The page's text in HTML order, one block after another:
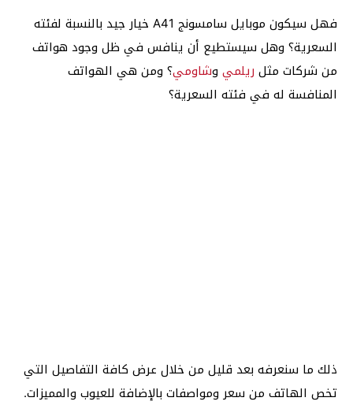
فهل سيكون موبايل سامسونج A41 خيار جيد بالنسبة لفئته
السعرية؟ وهل سيستطيع أن ينافس في ظل وجود هواتف
من شركات مثل ريلمي وشاومي؟ ومن هي الهواتف
المنافسة له في فئته السعرية؟
ذلك ما سنعرفه بعد قليل من خلال عرض كافة التفاصيل التي
تخص الهاتف من سعر ومواصفات بالإضافة للعيوب والمميزات.